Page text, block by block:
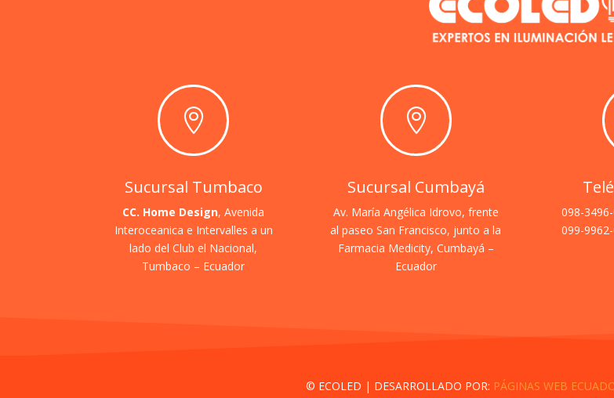

Sucursal Tumbaco
CC. Home Design, Avenida
Interoceanica e Intervalles a un
lado del Club el Nacional,
Tumbaco – Ecuador

Sucursal Cumbayá
Av. María Angélica Idrovo, frente
al paseo San Francisco, junto a la
Farmacia Medicity, Cumbayá –
Ecuador
098-
099-
© ECOLED | DESARROLLADO POR: PÁGINAS WEB